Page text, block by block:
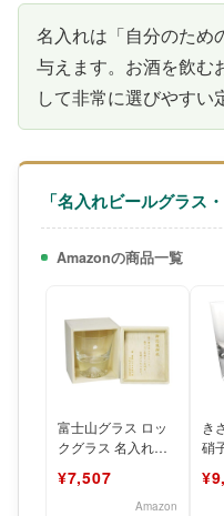
名入れは「自分のため
与えます。お酒を飲む
して非常に選びやすい
「名入れビールグラス
Amazonの商品一覧
富士山グラス ロッ
クグラス 名入れ彫
江戸硝子 正規品 日
¥7,507
Amazon
き
硝
物